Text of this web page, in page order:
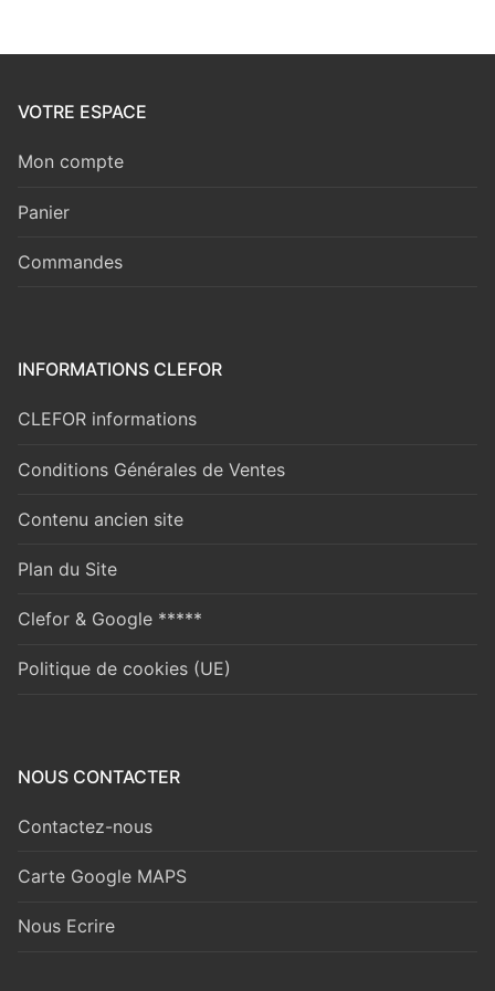
VOTRE ESPACE
Mon compte
Panier
Commandes
INFORMATIONS CLEFOR
CLEFOR informations
Conditions Générales de Ventes
Contenu ancien site
Plan du Site
Clefor & Google *****
Politique de cookies (UE)
NOUS CONTACTER
Contactez-nous
Carte Google MAPS
Nous Ecrire